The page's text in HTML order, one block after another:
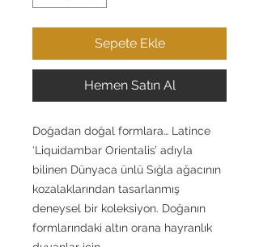
Sepete Ekle
Hemen Satın Al
Doğadan doğal formlara… Latince
‘Liquidambar Orientalis’ adıyla
bilinen Dünyaca ünlü Sığla ağacının
kozalaklarından tasarlanmış
deneysel bir koleksiyon. Doğanın
formlarındaki altın orana hayranlık